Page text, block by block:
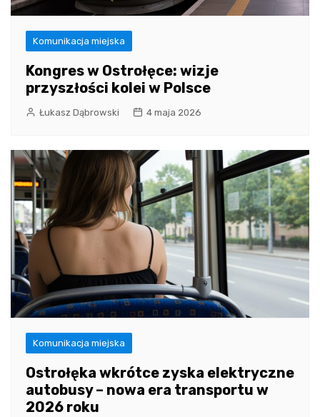
Komunikacja miejska
Kongres w Ostrołęce: wizje
przyszłości kolei w Polsce
Łukasz Dąbrowski 4 maja 2026
Komunikacja miejska
Ostrołęka wkrótce zyska elektryczne
autobusy – nowa era transportu w
2026 roku